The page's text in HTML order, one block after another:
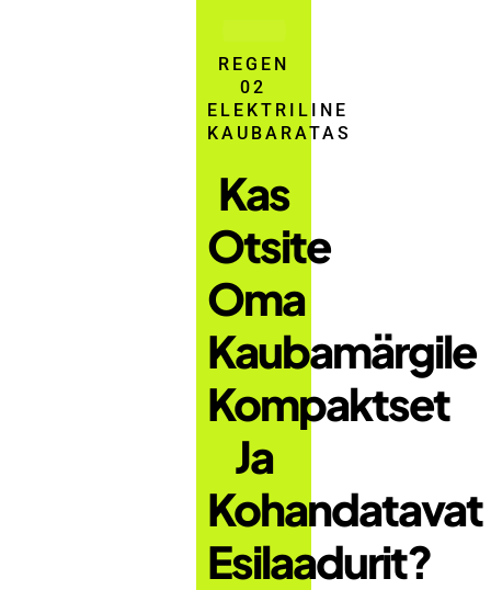
REGEN
02
ELEKTRILINE
KAUBARATAS
Kas
Otsite
Oma
Kaubamärgile
Kompaktset
Ja
Kohandatavat
Esilaadurit?